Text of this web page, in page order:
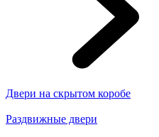
Двери на скрытом коробе
Раздвижные двери